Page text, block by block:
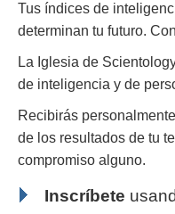
Tus índices de
determinan tu futuro.
La Iglesia de
de inteligencia y de
Recibirás
de los resultados de tu
compromiso alguno.
Inscríbete